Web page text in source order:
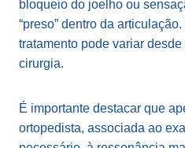
bloqueio do joelho ou
“preso” dentro da
tratamento pode variar
cirurgia.
É importante destacar que
ortopedista, associada ao